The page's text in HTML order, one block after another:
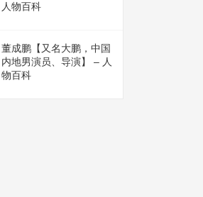
人物百科
董成鹏【又名大鹏，中国
内地男演员、导演】 – 人
物百科